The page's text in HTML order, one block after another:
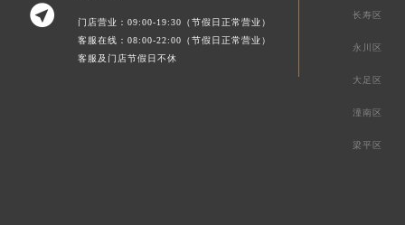

门店营业：09:00-19:30（节假日正常营业）
客服在线：08:00-22:00（节假日正常营业）
客服及门店节假日不休
长寿区
永川区
大足区
潼南区
梁平区